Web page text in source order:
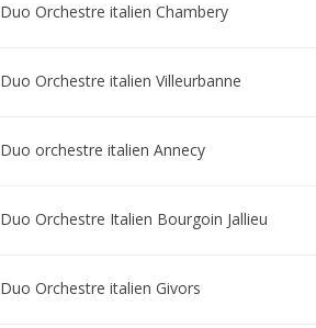
Duo Orchestre italien Chambery
Duo Orchestre italien Villeurbanne
Duo orchestre italien Annecy
Duo Orchestre Italien Bourgoin Jallieu
Duo Orchestre italien Givors